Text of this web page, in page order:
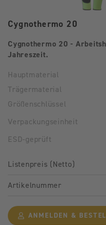
Cygnothermo 20
Cygnothermo 20 -
Jahreszeit.
Hauptmaterial
Trägermaterial
Größenschlüssel
Verpackungseinheit
ESD-geprüft
Listenpreis (Netto)
Artikelnummer
ANMELDEN &